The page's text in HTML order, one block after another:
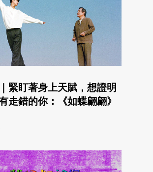
緊盯著身上天賦，想證明
走錯的你：《如蝶翩翩》